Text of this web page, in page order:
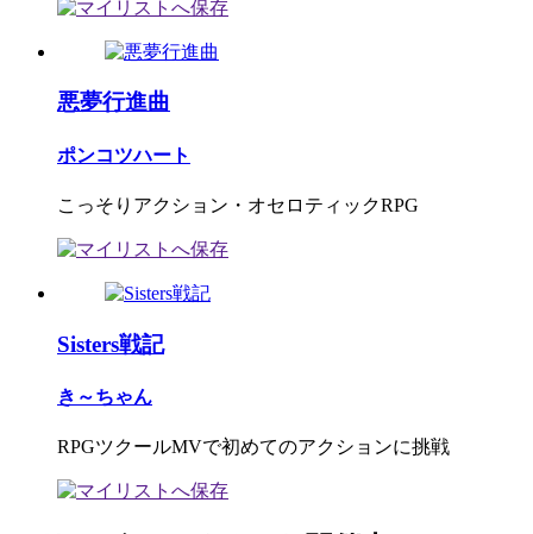
悪夢行進曲
ポンコツハート
こっそりアクション・オセロティックRPG
Sisters戦記
き～ちゃん
RPGツクールMVで初めてのアクションに挑戦